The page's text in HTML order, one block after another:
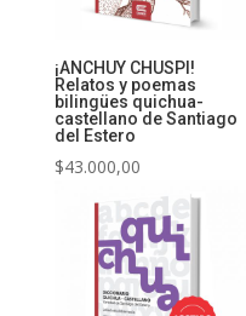
¡ANCHUY CHUSPI!
Relatos y poemas
bilingües quichua-
castellano de Santiago
del Estero
$43.000,00